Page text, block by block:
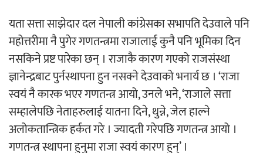
यता सत्ता साझेदार दल नेपाली कांग्रेसका सभापति देउवाले पनि
महोत्तरीमा नै पुगेर गणतन्त्रमा राजालाई कुनै पनि भूमिका दिन
नसकिने प्रष्ट पारेका छन् । राजाकै कारण गएको राजसंस्था
ज्ञानेन्द्रबाट पुर्नस्थापना हुन नसक्ने देउवाको भनार्य छ । ‘राजा
स्वयं नै कारक भएर गणतन्त्र आयो, उनले भने, ‘राजाले सत्ता
सम्हालेपछि नेताहरुलाई यातना दिने, थुन्ने, जेल हाल्ने
अलोकतान्त्रिक हर्कत गरे । ज्यादती गरेपछि गणतन्त्र आयो ।
गणतन्त्र स्थापना हुनुमा राजा स्वयं कारण हुन्’ ।